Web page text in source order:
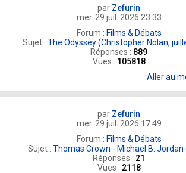
par Zefurin
mer. 29 juil. 2026 23:33
Forum : Films & Débats
Sujet :The Odyssey (Christopher Nolan,
Réponses : 889
Vues : 105818
Aller au
par Zefurin
mer. 29 juil. 2026 17:49
Forum : Films & Débats
Sujet : Thomas Crown - Michael B. Jordan
Réponses : 21
Vues : 2118